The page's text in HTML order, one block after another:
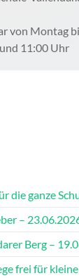
von Montag
11:00 Uhr
die ganze
–
Berg –
frei für